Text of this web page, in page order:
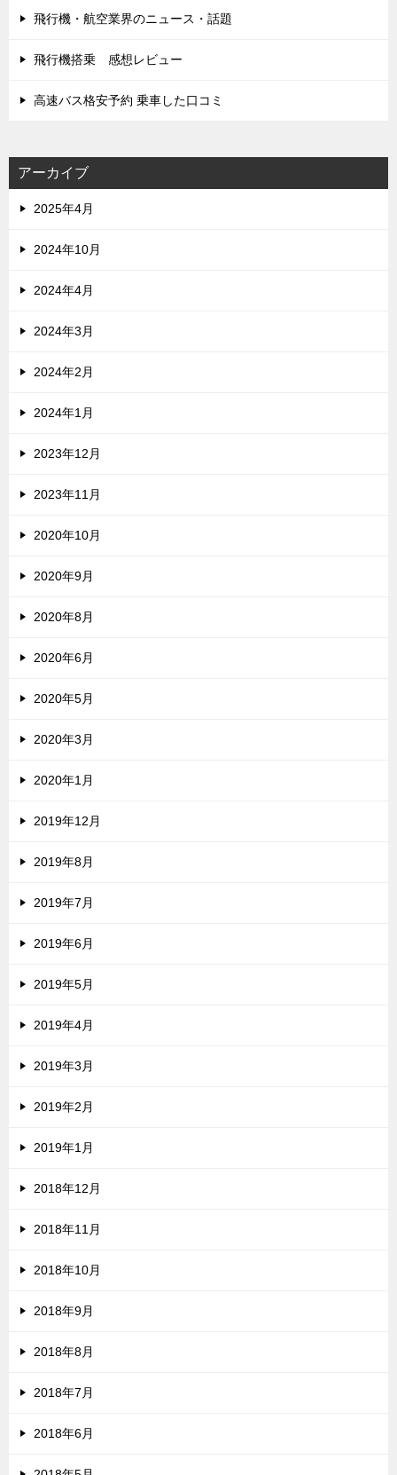
飛行機・航空業界のニュース・話題
飛行機搭乗 感想レビュー
高速バス格安予約 乗車した口コミ
アーカイブ
2025年4月
2024年10月
2024年4月
2024年3月
2024年2月
2024年1月
2023年12月
2023年11月
2020年10月
2020年9月
2020年8月
2020年6月
2020年5月
2020年3月
2020年1月
2019年12月
2019年8月
2019年7月
2019年6月
2019年5月
2019年4月
2019年3月
2019年2月
2019年1月
2018年12月
2018年11月
2018年10月
2018年9月
2018年8月
2018年7月
2018年6月